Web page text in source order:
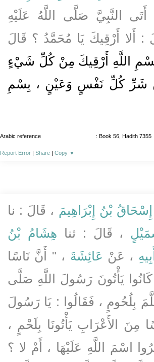
النَّبِيَّ صَلَّى اللَّهُ عَلَيْهِ
: أَلا أَرْقِيكَ يَا مُحَمَّدُ ؟ قَالَ
اللَّهِ أَرْقِيكَ مِنْ كُلِّ شَيْءٍ
شَرِّ كُلِّ نَفْسٍ وَعَيْنٍ ، بِسْمِ
Arabic reference : Book 56, Hadith 7355
Report Error | Share | Copy ▼
إِسْحَاقُ بْنُ إِبْرَاهِيمَ ، قَالَ : نا
، قَالَ : ثنا هِشَامُ بْنُ
، عَنْ عَائِشَةَ ، " أَنَّ نَاسًا
يَأْتُونَ رَسُولَ اللَّهِ صَلَّى
بِلُحُومٍ ، فَقَالُوا : يَا رَسُولَ
مِنَ الأَعْرَابِ يَأْتُونَا بِلَحْمٍ ،
اسْمَ اللَّهِ عَلَيْهَا ، أَمْ لا ؟